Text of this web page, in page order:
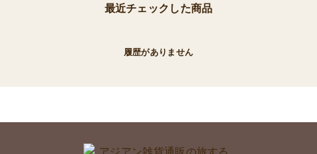
最近チェックした商品
履歴がありません